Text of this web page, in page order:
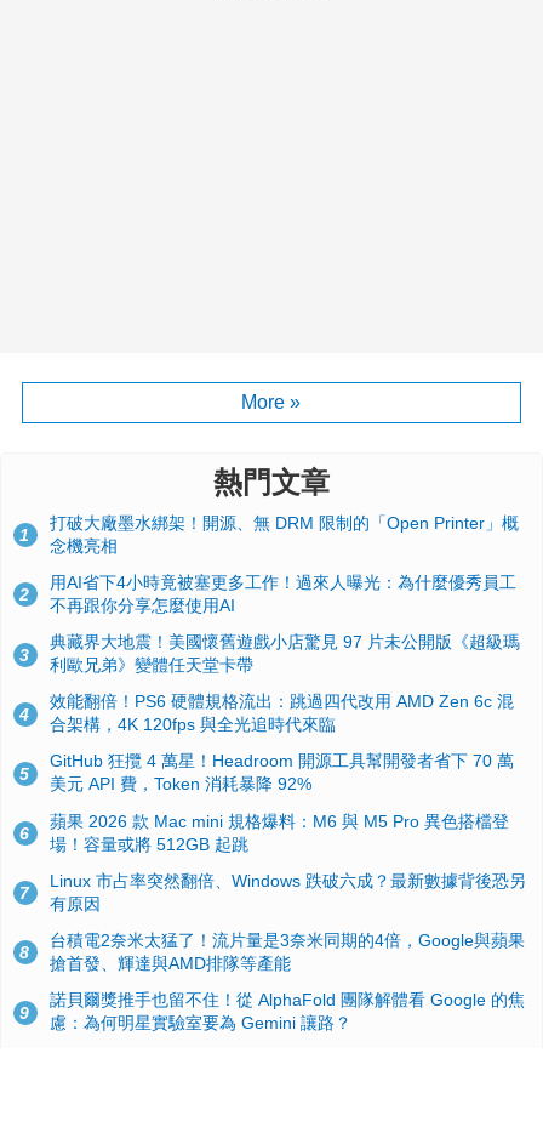
More »
熱門文章
1
打破大廠墨水綁架！開源、無 DRM 限制的「Open Printer」概
念機亮相
2
用AI省下4小時竟被塞更多工作！過來人曝光：為什麼優秀員工
不再跟你分享怎麼使用AI
3
典藏界大地震！美國懷舊遊戲小店驚見 97 片未公開版《超級瑪
利歐兄弟》變體任天堂卡帶
4
效能翻倍！PS6 硬體規格流出：跳過四代改用 AMD Zen 6c 混
合架構，4K 120fps 與全光追時代來臨
5
GitHub 狂攬 4 萬星！Headroom 開源工具幫開發者省下 70 萬
美元 API 費，Token 消耗暴降 92%
6
蘋果 2026 款 Mac mini 規格爆料：M6 與 M5 Pro 異色搭檔登
場！容量或將 512GB 起跳
7
Linux 市占率突然翻倍、Windows 跌破六成？最新數據背後恐另
有原因
8
台積電2奈米太猛了！流片量是3奈米同期的4倍，Google與蘋果
搶首發、輝達與AMD排隊等產能
9
諾貝爾獎推手也留不住！從 AlphaFold 團隊解體看 Google 的焦
慮：為何明星實驗室要為 Gemini 讓路？